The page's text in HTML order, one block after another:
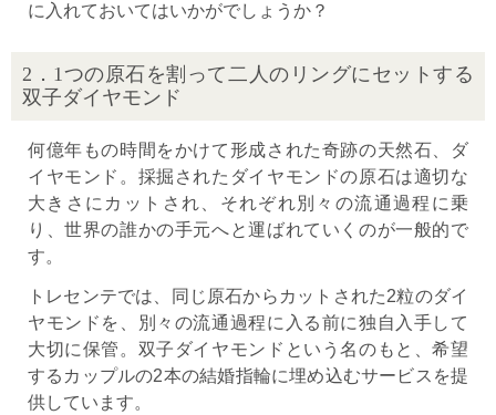
に入れておいてはいかがでしょうか？
2．1つの原石を割って二人のリングにセットする
双子ダイヤモンド
何億年もの時間をかけて形成された奇跡の天然石、ダ
イヤモンド。採掘されたダイヤモンドの原石は適切な
大きさにカットされ、それぞれ別々の流通過程に乗
り、世界の誰かの手元へと運ばれていくのが一般的で
す。
トレセンテでは、同じ原石からカットされた2粒のダイ
ヤモンドを、別々の流通過程に入る前に独自入手して
大切に保管。双子ダイヤモンドという名のもと、希望
するカップルの2本の結婚指輪に埋め込むサービスを提
供しています。